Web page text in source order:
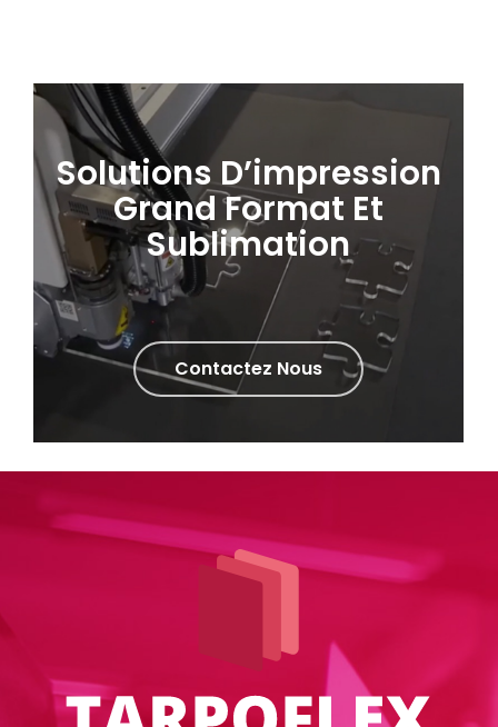
Solutions D’impression
Grand Format Et
Sublimation
Contactez Nous